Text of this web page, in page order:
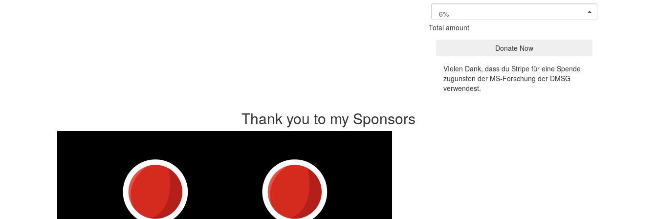
6%
Total amount
Donate Now
VIelen Dank, dass du Stripe für eine Spende
zugunsten der MS-Forschung der DMSG
verwendest.
Thank you to my Sponsors